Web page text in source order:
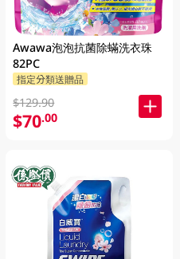
Awawa泡泡抗菌除蟎洗衣珠
82PC
指定分類送贈品
$129.90
$70.00